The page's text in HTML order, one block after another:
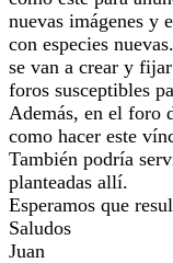
nuevas imágenes y
con especies
se van a crear y
foros susceptibles
Además, en el foro
como hacer este
También podría
planteadas allí.
Esperamos que
Saludos
Juan